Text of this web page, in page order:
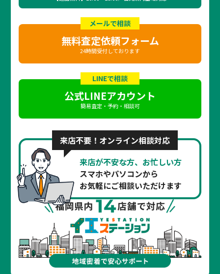
メールで相談
無料査定依頼フォーム
24時間受付しております
LINEで相談
公式LINEアカウント
簡易査定・予約・相談可
来店不要！オンライン相談対応
来店が不安な方、お忙しい方
スマホやパソコンから
お気軽にご相談いただけます